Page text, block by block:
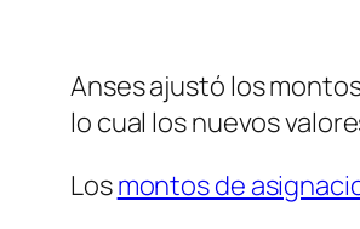
Anses ajustó los
lo cual los nuevos
Losmontos de